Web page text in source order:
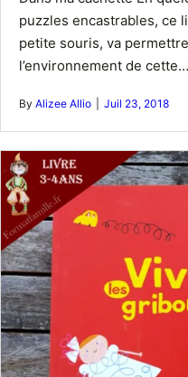
puzzles encastrables, ce
petite souris, va
l’environnement de cette…
By Alizee Allio Juil 23, 2018